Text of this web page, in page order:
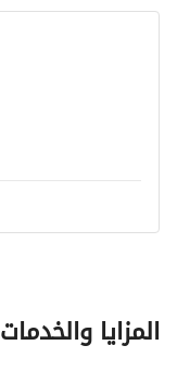
المزايا والخدمات